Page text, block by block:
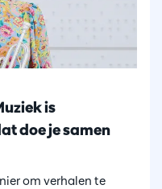
is
doe je samen
om verhalen te